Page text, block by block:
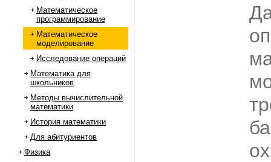
Математическое
программирование
Математическое
моделирование
Исследование операций
Математика для
школьников
Методы вычислительной
математики
История математики
Для абитуриентов
Физика